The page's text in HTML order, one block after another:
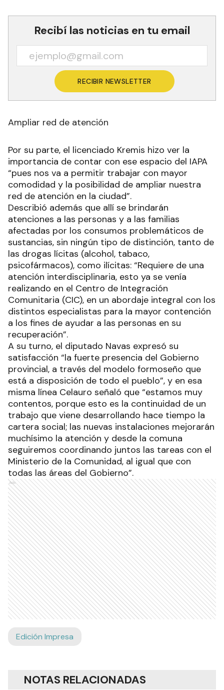
Recibí las noticias en tu email
RECIBIR NEWSLETTER
Ampliar red de atención
Por su parte, el licenciado Kremis hizo ver la
importancia de contar con ese espacio del IAPA
“pues nos va a permitir trabajar con mayor
comodidad y la posibilidad de ampliar nuestra
red de atención en la ciudad”.
Describió además que allí se brindarán
atenciones a las personas y a las familias
afectadas por los consumos problemáticos de
sustancias, sin ningún tipo de distinción, tanto de
las drogas lícitas (alcohol, tabaco,
psicofármacos), como ilícitas: “Requiere de una
atención interdisciplinaria, esto ya se venía
realizando en el Centro de Integración
Comunitaria (CIC), en un abordaje integral con los
distintos especialistas para la mayor contención
a los fines de ayudar a las personas en su
recuperación”.
A su turno, el diputado Navas expresó su
satisfacción “la fuerte presencia del Gobierno
provincial, a través del modelo formoseño que
está a disposición de todo el pueblo”, y en esa
misma línea Celauro señaló que “estamos muy
contentos, porque esto es la continuidad de un
trabajo que viene desarrollando hace tiempo la
cartera social; las nuevas instalaciones mejorarán
muchísimo la atención y desde la comuna
seguiremos coordinando juntos las tareas con el
Ministerio de la Comunidad, al igual que con
todas las áreas del Gobierno”.
Ads
Edición Impresa
NOTAS RELACIONADAS